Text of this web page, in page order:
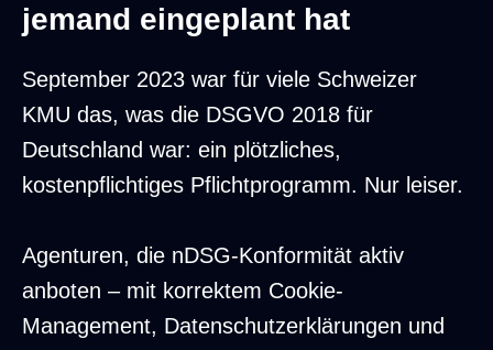
jemand eingeplant hat
September 2023 war für viele Schweizer
KMU das, was die DSGVO 2018 für
Deutschland war: ein plötzliches,
kostenpflichtiges Pflichtprogramm. Nur leiser.
Agenturen, die nDSG-Konformität aktiv
anboten – mit korrektem Cookie-
Management, Datenschutzerklärungen und